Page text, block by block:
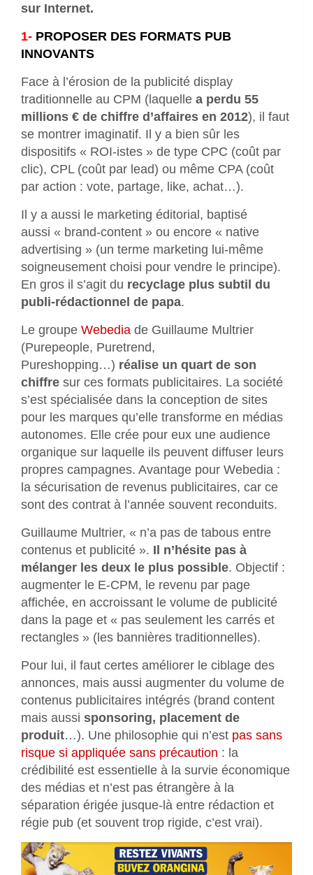
sur Internet.
1- PROPOSER DES FORMATS PUB
INNOVANTS
Face à l’érosion de la publicité display
traditionnelle au CPM (laquelle a perdu 55
millions € de chiffre d’affaires en 2012), il faut
se montrer imaginatif. Il y a bien sûr les
dispositifs « ROI-istes » de type CPC (coût par
clic), CPL (coût par lead) ou même CPA (coût
par action : vote, partage, like, achat…).
Il y a aussi le marketing éditorial, baptisé
aussi « brand-content » ou encore « native
advertising » (un terme marketing lui-même
soigneusement choisi pour vendre le principe).
En gros il s’agit du recyclage plus subtil du
publi-rédactionnel de papa.
Le groupe Webedia de Guillaume Multrier
(Purepeople, Puretrend,
Pureshopping…) réalise un quart de son
chiffre sur ces formats publicitaires. La société
s’est spécialisée dans la conception de sites
pour les marques qu’elle transforme en médias
autonomes. Elle crée pour eux une audience
organique sur laquelle ils peuvent diffuser leurs
propres campagnes. Avantage pour Webedia :
la sécurisation de revenus publicitaires, car ce
sont des contrat à l’année souvent reconduits.
Guillaume Multrier, « n’a pas de tabous entre
contenus et publicité ». Il n’hésite pas à
mélanger les deux le plus possible. Objectif :
augmenter le E-CPM, le revenu par page
affichée, en accroissant le volume de publicité
dans la page et « pas seulement les carrés et
rectangles » (les bannières traditionnelles).
Pour lui, il faut certes améliorer le ciblage des
annonces, mais aussi augmenter du volume de
contenus publicitaires intégrés (brand content
mais aussi sponsoring, placement de
produit…). Une philosophie qui n’est pas sans
risque si appliquée sans précaution : la
crédibilité est essentielle à la survie économique
des médias et n’est pas étrangère à la
séparation érigée jusque-là entre rédaction et
régie pub (et souvent trop rigide, c’est vrai).